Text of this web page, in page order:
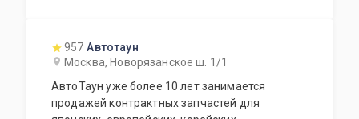
957 Автотаун
Москва, Новорязанское ш. 1/1
АвтоТаун уже более 10 лет занимается
продажей контрактных запчастей для